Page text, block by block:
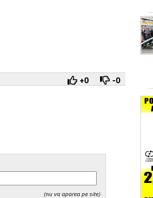
+0 -0
(nu va aparea pe site)